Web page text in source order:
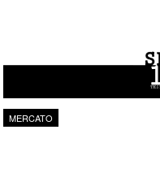
Vai al contenuto
MERCATO